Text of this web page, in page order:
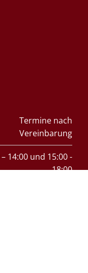
Termine nach
Vereinbarung
14:00 und 15:00 -
18:00